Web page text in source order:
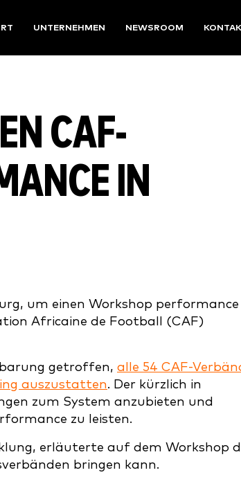
UNTERNEHMEN NEWSROOM
CAF-
IN
um einen Workshop performance
Africaine de Football (CAF)
getroffen, alle 54 CAF-
auszustatten. Der kürzlich in
zum System anzubieten und
zu leisten.
erläuterte auf dem Workshop
bringen kann.